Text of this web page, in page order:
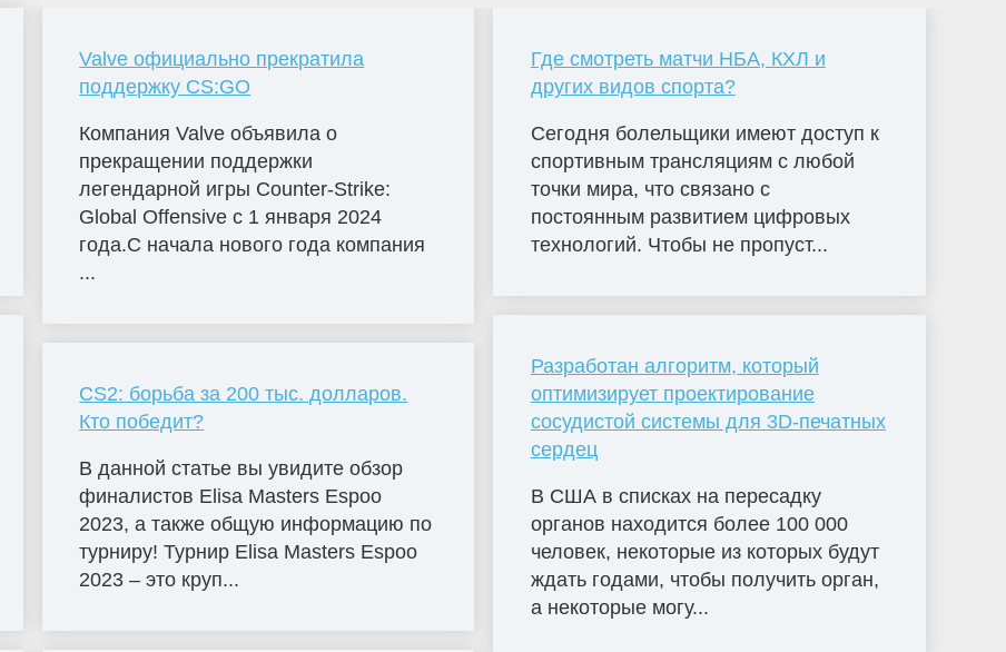
Valve официально прекратила
поддержку CS:GO
Компания Valve объявила о
прекращении поддержки
легендарной игры Counter-Strike:
Global Offensive с 1 января 2024
года.С начала нового года компания
...
CS2: борьба за 200 тыс. долларов.
Кто победит?
В данной статье вы увидите обзор
финалистов Elisa Masters Espoо
2023, а также общую информацию по
турниру! Турнир Elisa Masters Espoo
2023 – это круп...
Где смотреть матчи НБА, КХЛ и
других видов спорта?
Сегодня болельщики имеют доступ к
спортивным трансляциям с любой
точки мира, что связано с
постоянным развитием цифровых
технологий. Чтобы не пропуст...
Разработан алгоритм, который
оптимизирует проектирование
сосудистой системы для 3D-печатных
сердец
В США в списках на пересадку
органов находится более 100 000
человек, некоторые из которых будут
ждать годами, чтобы получить орган,
а некоторые могу...